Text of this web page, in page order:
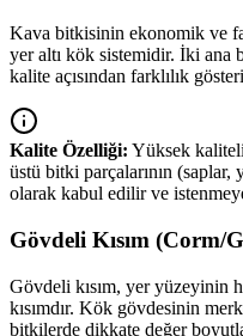
Kava bitkisinin ekonomik ve
yer altı kök sistemidir. İki ana
kalite açısından farklılık
Kalite Özelliği: Yüksek
üstü bitki parçalarının
olarak kabul edilir ve
Gövdeli Kısım (Corm/
Gövdeli kısım, yer yüzeyinin
kısımdır. Kök gövdesinin
bitkilerde dikkate değer